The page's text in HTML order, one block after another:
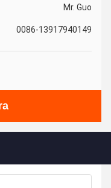
Mr. Guo
0086-13917940149